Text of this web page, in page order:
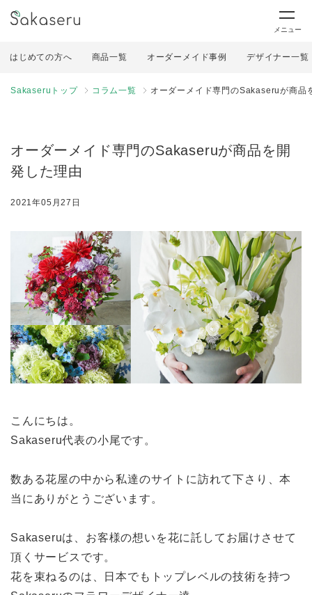
メニュー
はじめての方へ 商品一覧 オーダーメイド事例 デザイナー一覧
Sakaseruトップ コラム一覧 オーダーメイド専門のSakaseruが商品
オーダーメイド専門のSakaseruが商品を開
発した理由
2021年05月27日
こんにちは。
Sakaseru代表の小尾です。
数ある花屋の中から私達のサイトに訪れて下さり、本
当にありがとうございます。
Sakaseruは、お客様の想いを花に託してお届けさせて
頂くサービスです。
花を束ねるのは、日本でもトップレベルの技術を持つ